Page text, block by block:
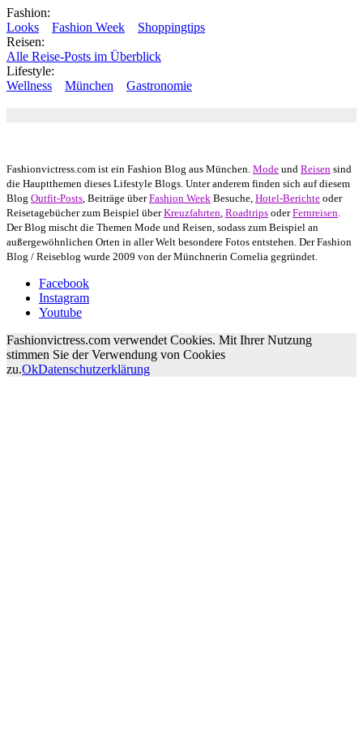
Fashion:
Looks
Fashion Week
Shoppingtips
Reisen:
Alle Reise-Posts im Überblick
Lifestyle:
Wellness
München Gastronomie
Fashionvictress.com ist ein Fashion Blog aus München. Mode und Reisen sind
die Hauptthemen dieses Lifestyle Blogs. Unter anderem finden sich auf diesem
Blog Outfit-Posts , Beiträge überFashion Week Besuche, Hotel-Berichte oder
Reisetagebücher zum Beispiel überKreuzfahrten Roadtrips oderFernreisen
Der Blog mischt die Themen Mode und Reisen, sodass zum Beispiel an
außergewöhnlichen Orten in aller Welt besondere Fotos entstehen. Der Fashion
Blog / Reiseblog wurde 2009 von der Münchnerin Cornelia gegründet.
Facebook
Instagram
Youtube
Fashionvictress.com verwendet Cookies. Mit Ihrer Nutzung
stimmen Sie der Verwendung von Cookies
zu.OkDatenschutzerklärung